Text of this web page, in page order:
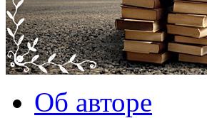
Об авторе